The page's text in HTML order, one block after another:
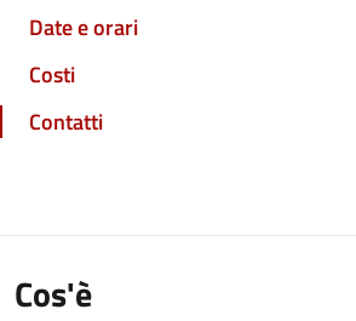
Date e orari
Costi
Contatti
Cos'è